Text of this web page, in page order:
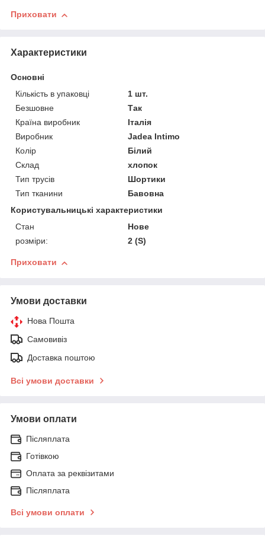
Приховати
Характеристики
Основні
Кількість в упаковці
1 шт.
Безшовне
Так
Країна виробник
Італія
Виробник
Jadea Intimo
Колір
Білий
Склад
хлопок
Тип трусів
Шортики
Тип тканини
Бавовна
Користувальницькі характеристики
Стан
Нове
розміри:
2 (S)
Приховати
Умови доставки
Нова Пошта
Самовивіз
Доставка поштою
Всі умови доставки
Умови оплати
Післяплата
Готівкою
Оплата за реквізитами
Післяплата
Всі умови оплати